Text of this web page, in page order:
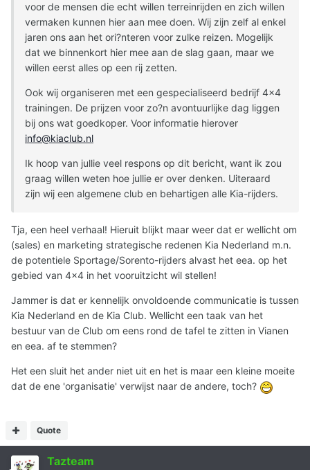
voor de mensen die echt willen terreinrijden en zich willen
vermaken kunnen hier aan mee doen. Wij zijn zelf al enkel
jaren ons aan het ori?nteren voor zulke reizen. Mogelijk
dat we binnenkort hier mee aan de slag gaan, maar we
willen eerst alles op een rij zetten.
Ook wij organiseren met een gespecialiseerd bedrijf 4x4
trainingen. De prijzen voor zo?n avontuurlijke dag liggen
bij ons wat goedkoper. Voor informatie hierover
info@kiaclub.nl
Ik hoop van jullie veel respons op dit bericht, want ik zou
graag willen weten hoe jullie er over denken. Uiteraard
zijn wij een algemene club en behartigen alle Kia-rijders.
Tja, een heel verhaal! Hieruit blijkt maar weer dat er wellicht om
(sales) en marketing strategische redenen Kia Nederland m.n.
de potentiele Sportage/Sorento-rijders alvast het eea. op het
gebied van 4x4 in het vooruitzicht wil stellen!
Jammer is dat er kennelijk onvoldoende communicatie is tussen
Kia Nederland en de Kia Club. Wellicht een taak van het
bestuur van de Club om eens rond de tafel te zitten in Vianen
en eea. af te stemmen?
Het een sluit het ander niet uit en het is maar een kleine moeite
dat de ene 'organisatie' verwijst naar de andere, toch?
Quote
Tazteam